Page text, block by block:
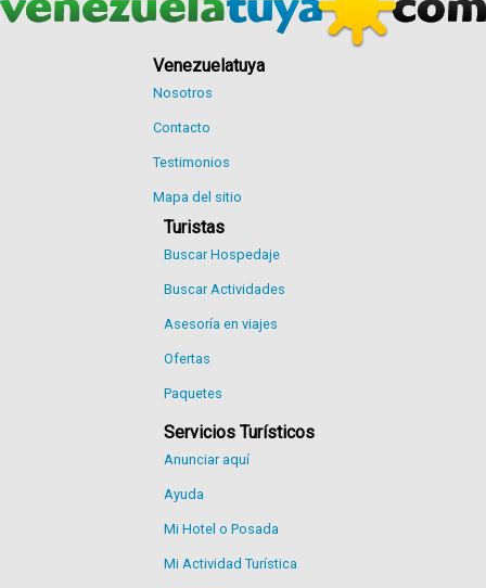
Venezuelatuya
Nosotros
Contacto
Testimonios
Mapa del sitio
Turistas
Buscar Hospedaje
Buscar Actividades
Asesoría en viajes
Ofertas
Paquetes
Servicios Turísticos
Anunciar aquí
Ayuda
Mi Hotel o Posada
Mi Actividad Turística